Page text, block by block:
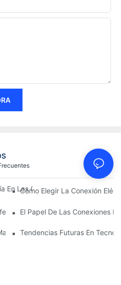
En Las Conexiones Eléctricas En
Cómo Elegir La Conexión
Tipos De Conexiones
El Papel De Las Conexiones
De Las Conexiones
Tendencias Futuras En